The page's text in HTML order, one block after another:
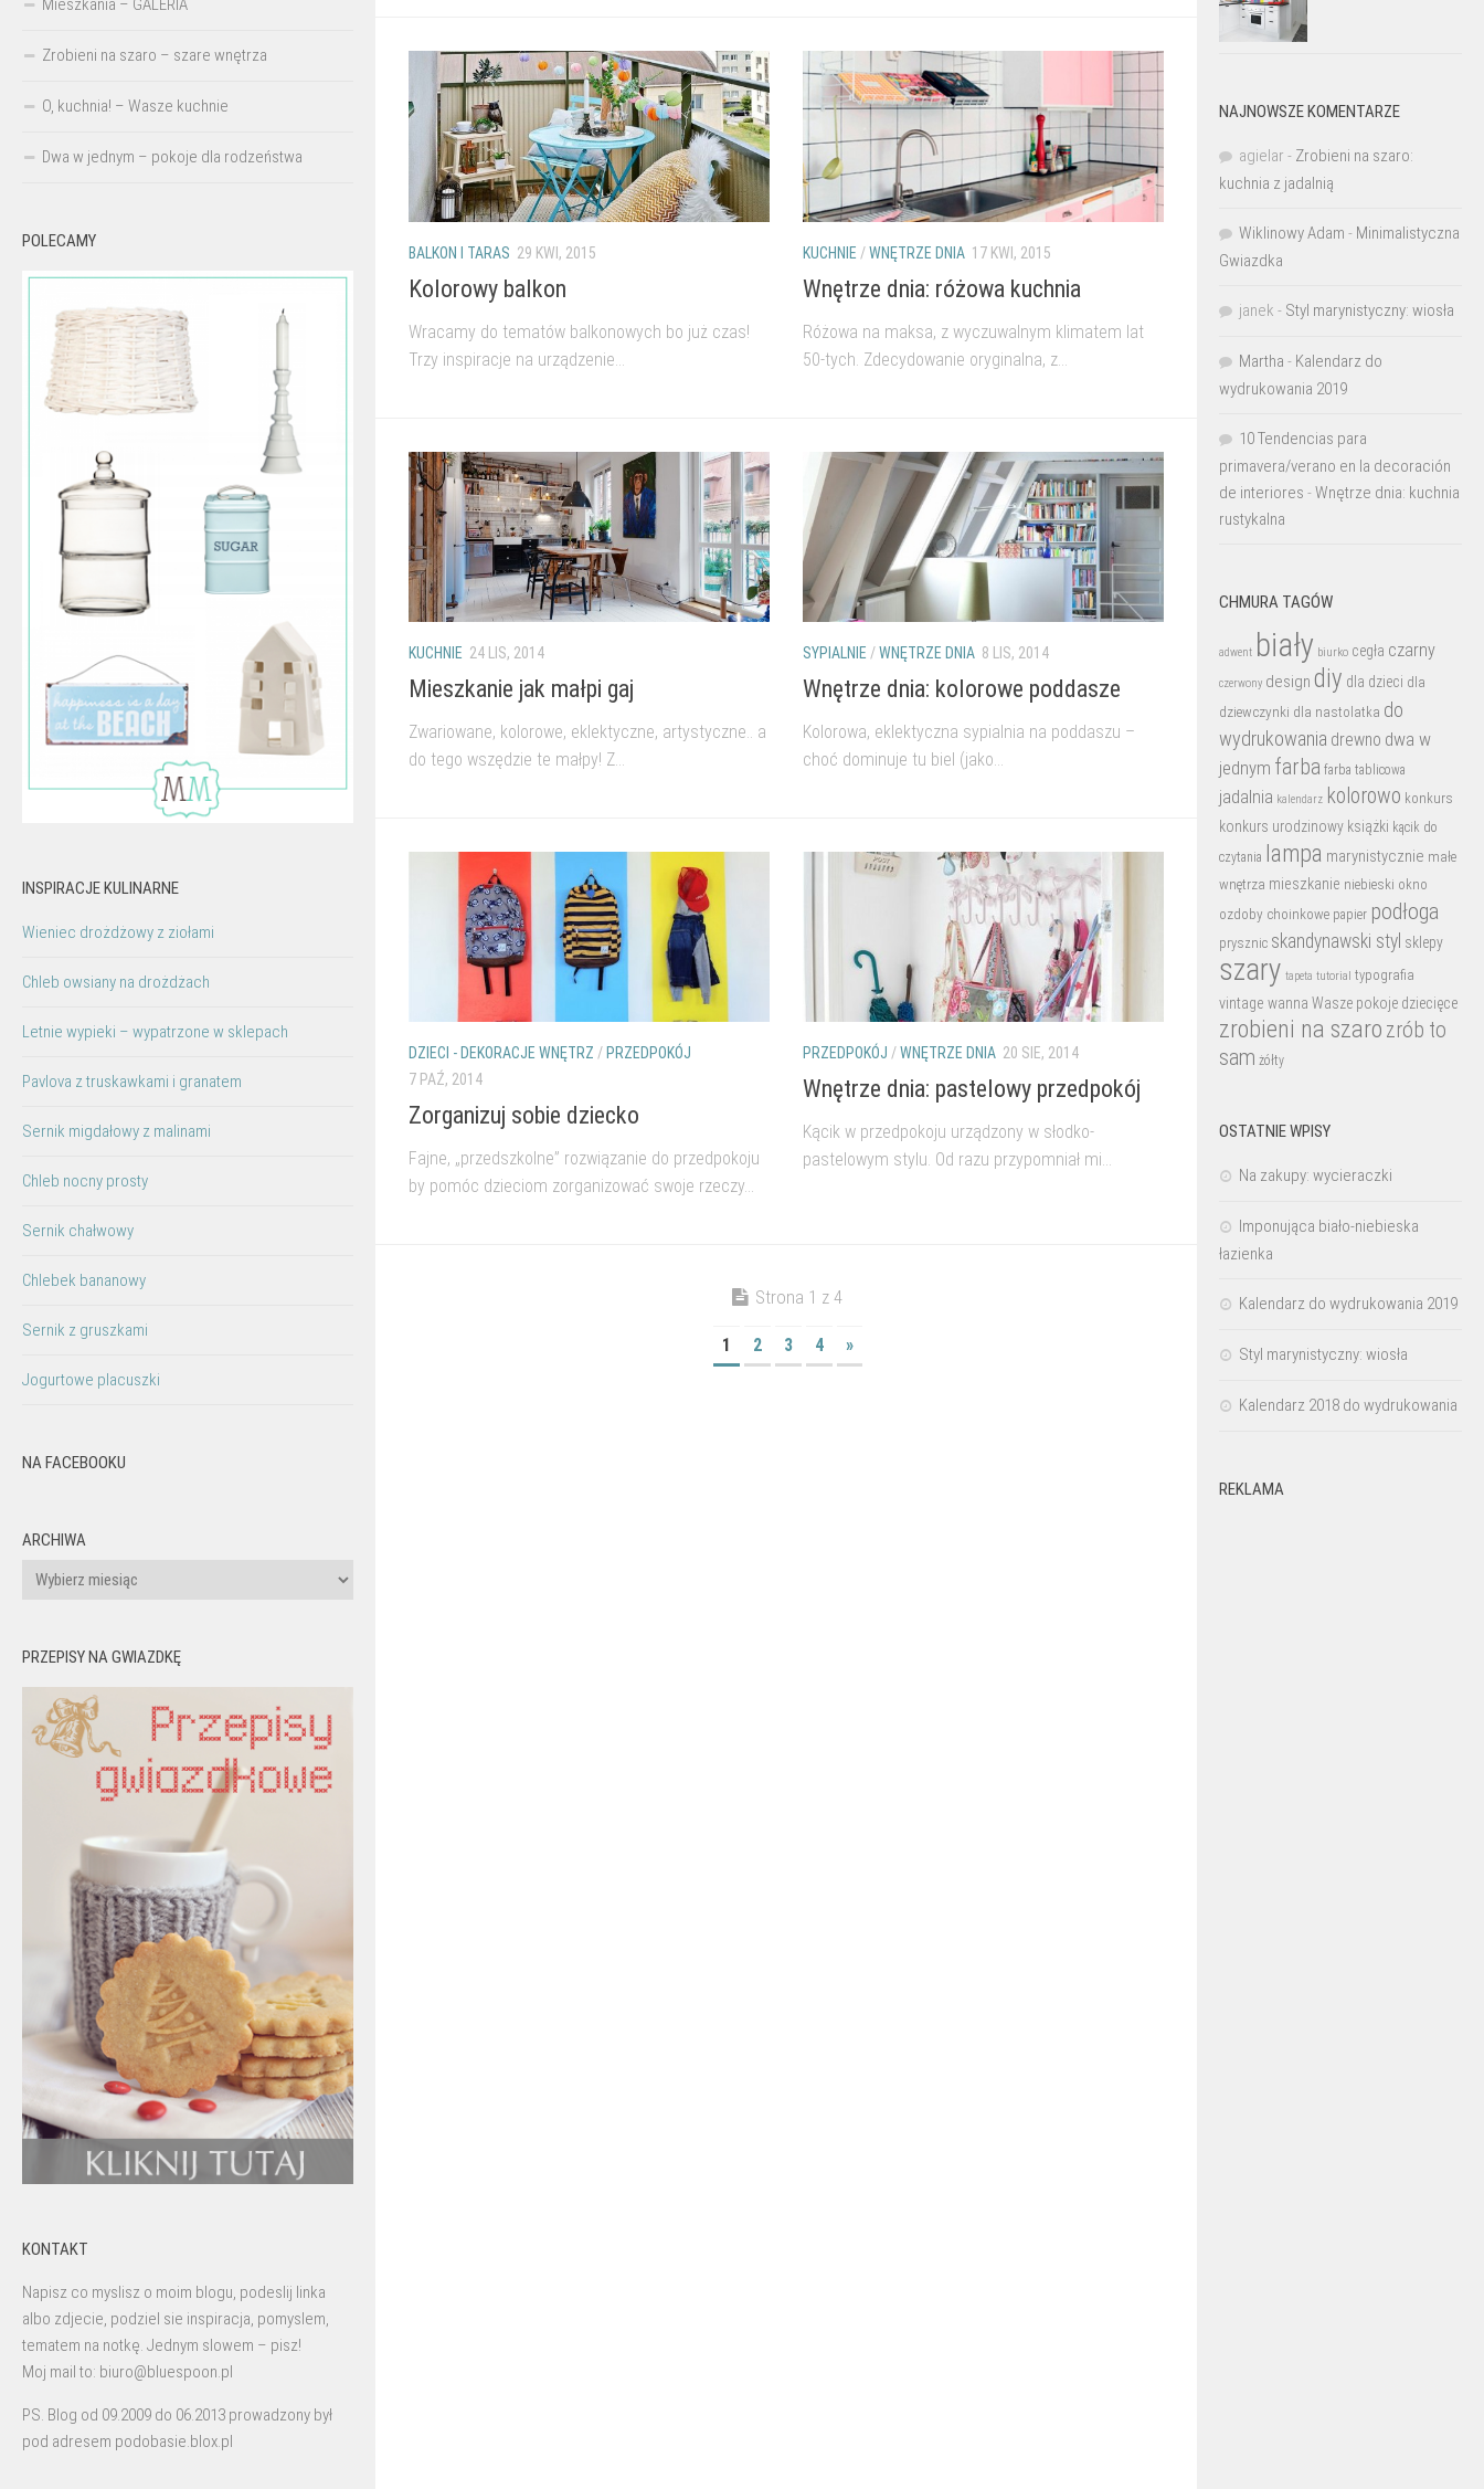
BALKON I TARAS 29 KWI, 2015
Kolorowy balkon
Wracamy do tematów balkonowych bo już czas!
Trzy inspiracje na urządzenie...
KUCHNIE /WNĘTRZE DNIA 17 KWI, 2015
Wnętrze dnia: różowa kuchnia
Różowa na maksa, z wyczuwalnym klimatem lat
50-tych. Zdecydowanie oryginalna, z...
KUCHNIE 24 LIS, 2014
Mieszkanie jak małpi gaj
Zwariowane, kolorowe, eklektyczne, artystyczne.. a
do tego wszędzie te małpy! Z...
SYPIALNIE /WNĘTRZE DNIA 8 LIS, 2014
Wnętrze dnia: kolorowe poddasze
Kolorowa, eklektyczna sypialnia na poddaszu –
choć dominuje tu biel (jako...
DZIECI - DEKORACJE WNĘTRZ / PRZEDPOKÓJ
7 PAŹ, 2014
Zorganizuj sobie dziecko
Fajne, „przedszkolne” rozwiązanie do przedpokoju
by pomóc dzieciom zorganizować swoje rzeczy...
PRZEDPOKÓJ /WNĘTRZE DNIA 20 SIE, 2014
Wnętrze dnia: pastelowy przedpokój
Kącik w przedpokoju urządzony w słodko-
pastelowym stylu. Od razu przypomniał mi...
Strona 1 z 4
1 2 3 4 »
Mieszkania – GALERIA
Zrobieni na szaro – szare wnętrza
O, kuchnia! – Wasze kuchnie
Dwa w jednym – pokoje dla rodzeństwa
POLECAMY
INSPIRACJE KULINARNE
Wieniec drożdżowy z ziołami
Chleb owsiany na drożdżach
Letnie wypieki – wypatrzone w sklepach
Pavlova z truskawkami i granatem
Sernik migdałowy z malinami
Chleb nocny prosty
Sernik chałwowy
Chlebek bananowy
Sernik z gruszkami
Jogurtowe placuszki
NA FACEBOOKU
ARCHIWA
Archiwa
PRZEPISY NA GWIAZDKĘ
KONTAKT
Napisz co myslisz o moim blogu, podeslij linka
albo zdjecie, podziel sie inspiracja, pomyslem,
tematem na notkę. Jednym slowem – pisz!
Moj mail to: biuro@bluespoon.pl
PS. Blog od 09.2009 do 06.2013 prowadzony był
pod adresem podobasie.blox.pl
NAJNOWSZE KOMENTARZE
agielar - Zrobieni na szaro:
kuchnia z jadalnią
Wiklinowy Adam - Minimalistyczna
Gwiazdka
janek - Styl marynistyczny: wiosła
Martha - Kalendarz do
wydrukowania 2019
10 Tendencias para
primavera/verano en la decoración
de interiores -Wnętrze dnia: kuchnia
rustykalna
CHMURA TAGÓW
adwent biały biurko cegła czarny
czerwony design diy dla dzieci dla
dziewczynki dla nastolatka do
wydrukowania drewno dwa w
jednym farba farba tablicowa
jadalnia kalendarz kolorowo konkurs
konkurs urodzinowy książki kącik do
czytania lampa marynistycznie małe
wnętrza mieszkanie niebieski okno
ozdoby choinkowe papier podłoga
prysznic skandynawski styl sklepy
szary tapeta tutorial typografia
vintage wanna Wasze pokoje dziecięce
zrobieni na szaro zrób to
sam żółty
OSTATNIE WPISY
Na zakupy: wycieraczki
Imponująca biało-niebieska
łazienka
Kalendarz do wydrukowania 2019
Styl marynistyczny: wiosła
Kalendarz 2018 do wydrukowania
REKLAMA